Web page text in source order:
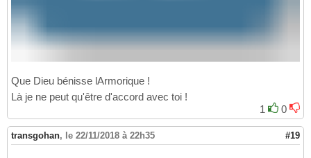
Que Dieu bénisse lArmorique !
Là je ne peut qu'être d'accord avec toi !
1
0
transgohan, le 22/11/2018 à 22h35 #19